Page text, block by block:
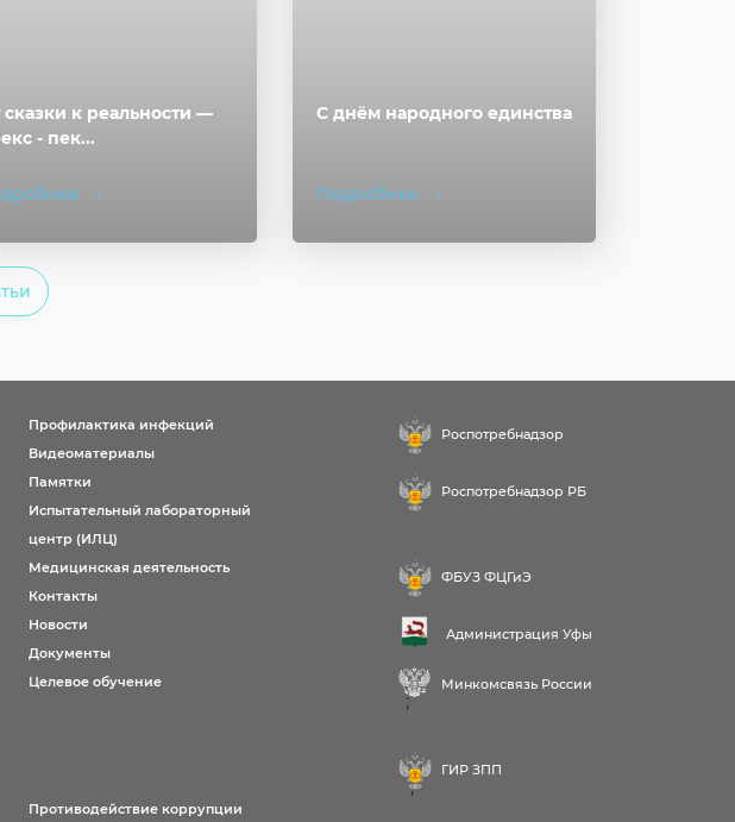
сказки к реальности —
- пек...
С днём народного единства
Подробнее
Профилактика инфекций
Видеоматериалы
Памятки
Испытательный лабораторный
центр (ИЛЦ)
Медицинская деятельность
Контакты
Новости
Документы
Целевое обучение
Противодействие коррупции
Роспотребнадзор
Роспотребнадзор РБ
ФБУЗ ФЦГиЭ
Администрация Уфы
Минкомсвязь России
;
ГИР ЗПП
;